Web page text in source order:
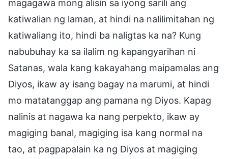
magagawa mong alisin sa iyong sarili ang
katiwalian ng laman, at hindi na nalilimitahan ng
katiwaliang ito, hindi ba naligtas ka na? Kung
nabubuhay ka sa ilalim ng kapangyarihan ni
Satanas, wala kang kakayahang maipamalas ang
Diyos, ikaw ay isang bagay na marumi, at hindi
mo matatanggap ang pamana ng Diyos. Kapag
nalinis at nagawa ka nang perpekto, ikaw ay
magiging banal, magiging isa kang normal na
tao, at pagpapalain ka ng Diyos at magiging